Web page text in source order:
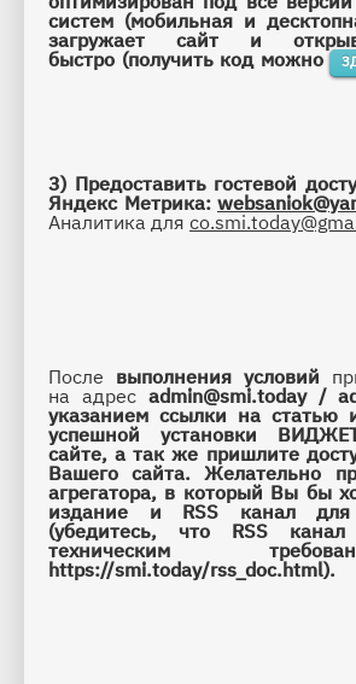
систем (мобильная и
загружает сайт и
быстро (получить код можно
3) Предоставить гостевой
Яндекс Метрика:
Аналитика для
После выполнения условий
на адрес admin@smi.today /
указанием ссылки на статью
успешной установки
сайте, а так же пришлите
Вашего сайта. Желательно
агрегатора, в который Вы бы
издание и RSS канал для
(убедитесь, что RSS канал
https://smi.today/rss_doc.html).